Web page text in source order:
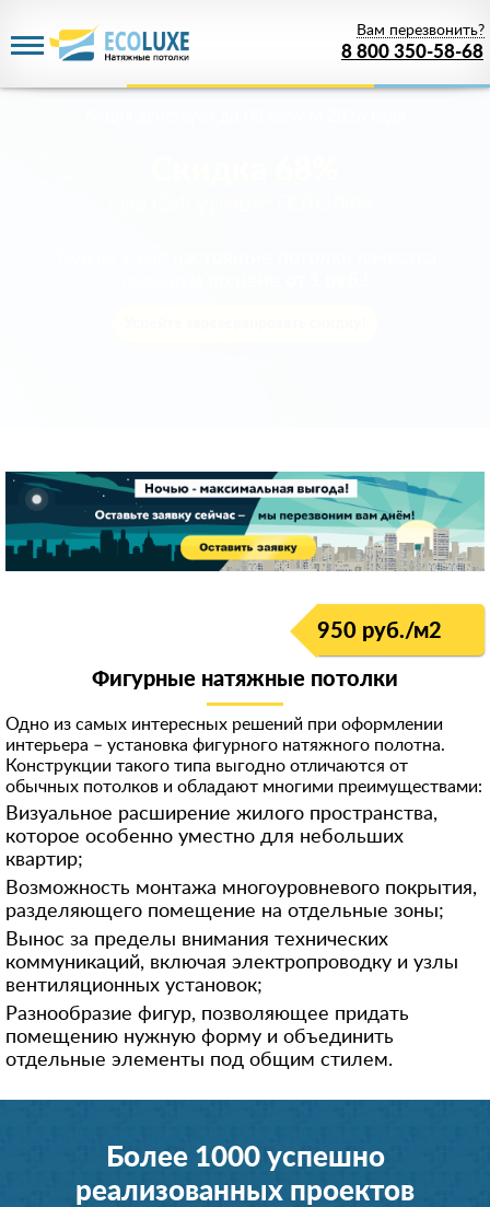
8 800 350-58-68
Вам перезвонить?
950 руб./м2
Фигурные натяжные потолки
Одно из самых интересных решений при оформлении
интерьера – установка фигурного натяжного полотна.
Конструкции такого типа выгодно отличаются от
обычных потолков и обладают многими преимуществами:
Визуальное расширение жилого пространства,
которое особенно уместно для небольших
квартир;
Возможность монтажа многоуровневого покрытия,
разделяющего помещение на отдельные зоны;
Вынос за пределы внимания технических
коммуникаций, включая электропроводку и узлы
вентиляционных установок;
Разнообразие фигур, позволяющее придать
помещению нужную форму и объединить
отдельные элементы под общим стилем.
Более 1000 успешно
реализованных проектов